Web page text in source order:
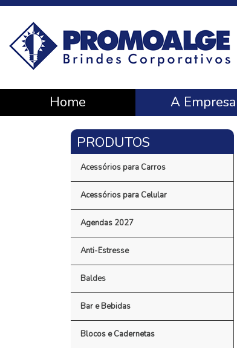
Home A Empresa
Acessórios para Carros
Acessórios para Celular
Agendas 2027
Anti-Estresse
Baldes
Bar e Bebidas
Blocos e Cadernetas